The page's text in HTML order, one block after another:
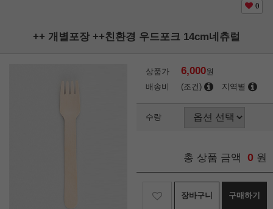
0
++ 개별포장 ++친환경 우드포크 14cm네츄럴
상품가 6,000원
배송비
(조건) 지역별
수량
총 상품 금액 0 원
장바구니 구매하기